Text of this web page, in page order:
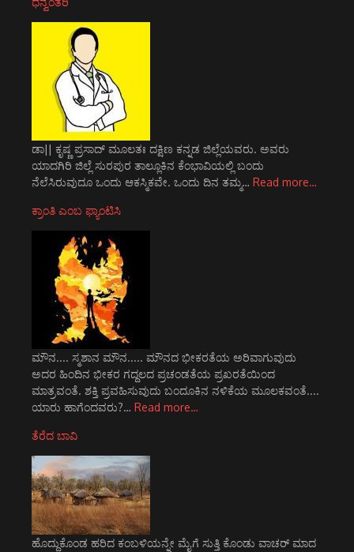
ಡಾ|| ಕೃಷ್ಣ ಪ್ರಸಾದ್ ಮೂಲತಃ ದಕ್ಷಿಣ ಕನ್ನಡ ಜಿಲ್ಲೆಯವರು. ಅವರು
ಯಾದಗಿರಿ ಜಿಲ್ಲೆ ಸುರಪುರ ತಾಲ್ಲೂಕಿನ ಕೆಂಭಾವಿಯಲ್ಲಿ ಬಂದು
ನೆಲೆಸಿರುವುದೂ ಒಂದು ಆಕಸ್ಮಿಕವೇ. ಒಂದು ದಿನ ತಮ್ಮ… Read more…
ಕ್ರಾಂತಿ ಎಂಬ ಫ್ಯಾಂಟಿಸಿ
ಮೌನ.... ಸ್ಮಶಾನ ಮೌನ..... ಮೌನದ ಭೀಕರತೆಯ ಅರಿವಾಗುವುದು
ಅದರ ಹಿಂದಿನ ಭೀಕರ ಗದ್ದಲದ ಪ್ರಚಂಡತೆಯ ಪ್ರಖರತೆಯಿಂದ
ಮಾತ್ರವಂತೆ. ಶಕ್ತಿ ಪ್ರವಹಿಸುವುದು ಬಂದೂಕಿನ ನಳಿಕೆಯ ಮೂಲಕವಂತೆ....
ಯಾರು ಹಾಗೆಂದವರು?… Read more…
ತೆರೆದ ಬಾವಿ
ಹೊದ್ದುಕೊಂಡ ಹರಿದ ಕಂಬಳಿಯನ್ನೇ ಮೈಗೆ ಸುತ್ತಿ ಕೊಂಡು ವಾಚರ್ ಮಾದ